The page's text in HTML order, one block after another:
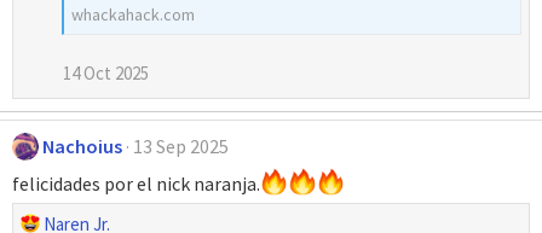
whackahack.com
14 Oct 2025
Nachoius 13 Sep 2025
felicidades por el nick naranja.
R
Naren Jr.